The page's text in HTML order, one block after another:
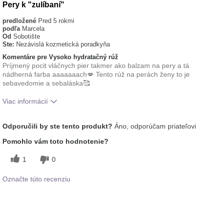
Pery k "zulíbaní"
predložené Pred 5 rokmi
podľa Marcela
Od Sobotište
Ste: Nezávislá kozmetická poradkyňa
Komentáre pre Vysoko hydratačný rúž
Príjmený pocit vláčnych pier takmer ako balzam na pery a tá
nádherná farba aaaaaaach💋 Tento rúž na perách ženy to je
sebavedomie a sebaláska🥰
Viac informácií
značkami dekoratívnej kozmetiky, ktoré ste
vyskúšali?
Odporučili by ste tento produkt? Áno, odporúčam priateľovi
Pomohlo vám toto hodnotenie?
1 0
Označte túto recenziu